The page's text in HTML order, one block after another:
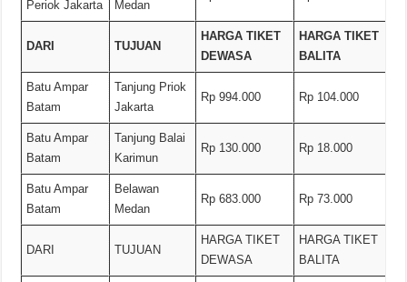
Periok Jakarta
Medan
DARI TUJUAN
HARGA TIKET
DEWASA
HARGA TIKET
BALITA
Batu Ampar
Batam
Tanjung Priok
Jakarta
Rp 994.000 Rp 104.000
Batu Ampar
Batam
Tanjung Balai
Karimun
Rp 130.000 Rp 18.000
Batu Ampar
Batam
Belawan
Medan
Rp 683.000 Rp 73.000
DARI TUJUAN
HARGA TIKET
DEWASA
HARGA TIKET
BALITA